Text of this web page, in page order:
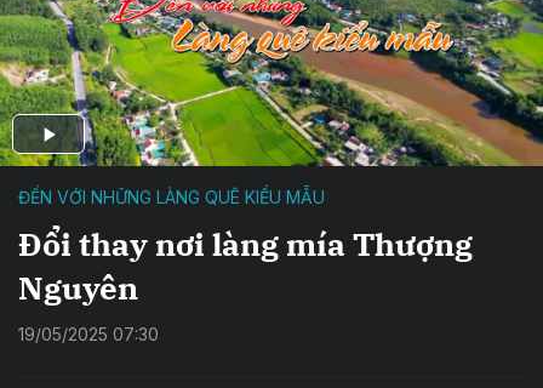
ĐẾN VỚI NHỮNG LÀNG QUÊ KIỂU MẪU
Đổi thay nơi làng mía Thượng
Nguyên
19/05/2025 07:30